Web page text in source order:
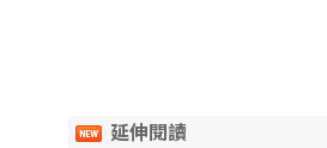
延伸閱讀